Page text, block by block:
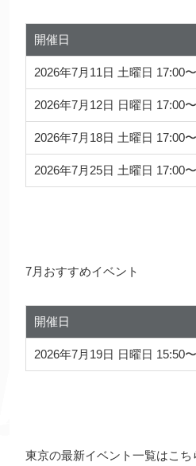
開催日
2026年7月11日 土曜日 17:00
2026年7月12日 日曜日 17:00
2026年7月18日 土曜日 17:00
2026年7月25日 土曜日 17:00
7月おすすめイベント
開催日
2026年7月19日 日曜日 15:50
東京の最新イベント一覧はこち